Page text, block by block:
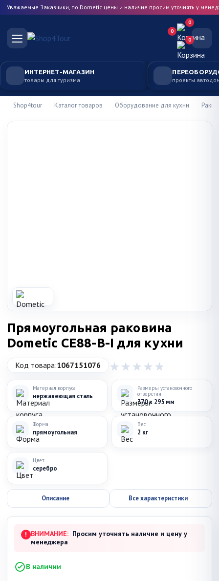
Уважаемые Заказчики, по Dometic цены и наличие просим уточнять у
0
0
0
ИНТЕРНЕТ-МАГАЗИН
товары для туризма проекты
Shop4tour Каталог товаров Оборудование для кухни
Прямоугольная раковина
Dometic CE88-B-I для кухни
Код товара:1067151076
Материал корпуса
нержавеющая сталь
Размеры установочного
отверстия
370 x 295 мм
Форма
прямоугольная
Вес
2 кг
Цвет
серебро
Описание Все характеристики
! ВНИМАНИЕ: Просим уточнять наличие и цену у
менеджера
В наличии